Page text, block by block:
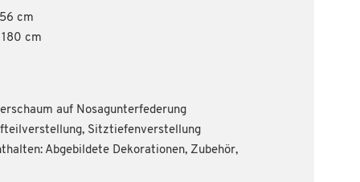
cm
cm
auf Nosagunterfederung
Sitztiefenverstellung
Abgebildete Dekorationen, Zubehör,